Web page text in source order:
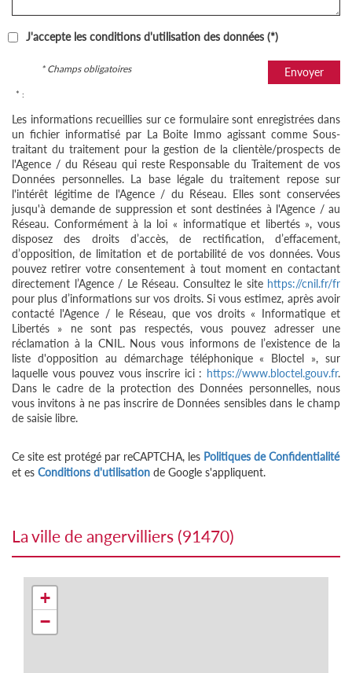
J'accepte les conditions d'utilisation des données (*)
Envoyer
* Champs obligatoires
* :
Les informations recueillies sur ce formulaire sont enregistrées dans
un fichier informatisé par La Boite Immo agissant comme Sous-
traitant du traitement pour la gestion de la clientèle/prospects de
l'Agence / du Réseau qui reste Responsable du Traitement de vos
Données personnelles. La base légale du traitement repose sur
l'intérêt légitime de l'Agence / du Réseau. Elles sont conservées
jusqu'à demande de suppression et sont destinées à l'Agence / au
Réseau. Conformément à la loi « informatique et libertés », vous
disposez des droits d’accès, de rectification, d’effacement,
d’opposition, de limitation et de portabilité de vos données. Vous
pouvez retirer votre consentement à tout moment en contactant
directement l’Agence / Le Réseau. Consultez le site https://cnil.fr/fr
pour plus d’informations sur vos droits. Si vous estimez, après avoir
contacté l'Agence / le Réseau, que vos droits « Informatique et
Libertés » ne sont pas respectés, vous pouvez adresser une
réclamation à la CNIL. Nous vous informons de l’existence de la
liste d'opposition au démarchage téléphonique « Bloctel », sur
laquelle vous pouvez vous inscrire ici : https://www.bloctel.gouv.fr.
Dans le cadre de la protection des Données personnelles, nous
vous invitons à ne pas inscrire de Données sensibles dans le champ
de saisie libre.
Ce site est protégé par reCAPTCHA, les Politiques de Confidentialité
et es Conditions d'utilisation de Google s'appliquent.
la ville de angervilliers (91470)
+
−